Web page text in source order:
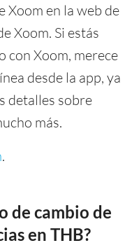
Xoom en la web de
Xoom. Si estás
con Xoom, merece
desde la app, ya
detalles sobre
más.
.
de cambio de
en THB?